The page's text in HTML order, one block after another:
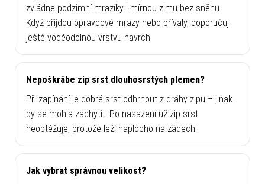
zvládne podzimní mrazíky i mírnou zimu bez sněhu.
Když přijdou opravdové mrazy nebo přívaly, doporučuji
ještě voděodolnou vrstvu navrch.
Nepoškrábe zip srst dlouhosrstých plemen?
Při zapínání je dobré srst odhrnout z dráhy zipu – jinak
by se mohla zachytit. Po nasazení už zip srst
neobtěžuje, protože leží naplocho na zádech.
Jak vybrat správnou velikost?